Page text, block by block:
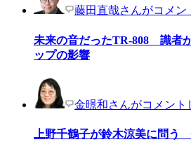
藤田直哉さんがコメン
未来の音だったTR-808 識者
ップの影響
金暻和さんがコメント
上野千鶴子が鈴木涼美に問う